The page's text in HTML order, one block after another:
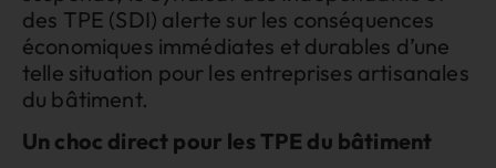
des TPE (SDI) alerte sur les conséquences
économiques immédiates et durables d’une
telle situation pour les entreprises artisanales
du bâtiment.
Un choc direct pour les TPE du bâtiment